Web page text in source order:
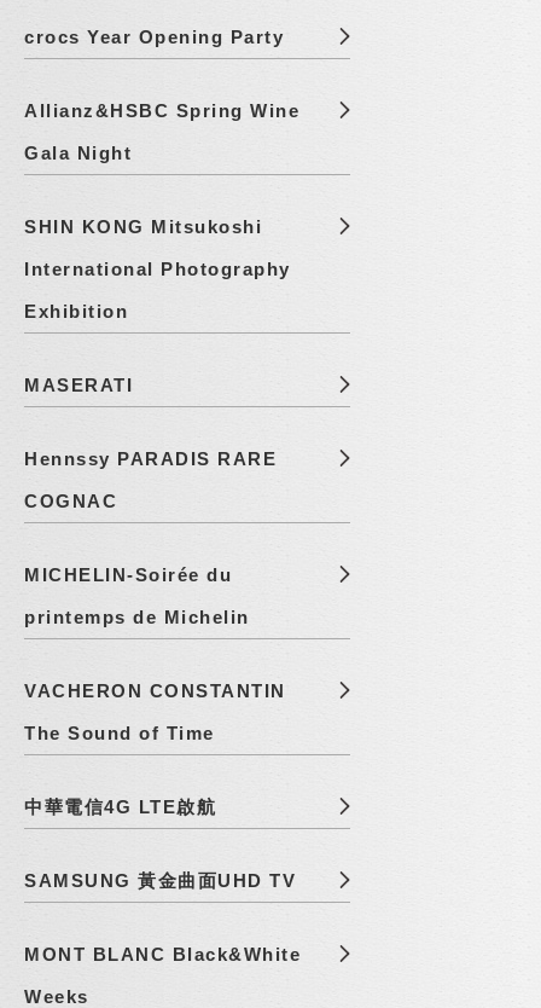
crocs Year Opening Party
Allianz&HSBC Spring Wine
Gala Night
SHIN KONG Mitsukoshi
International Photography
Exhibition
MASERATI
Hennssy PARADIS RARE
COGNAC
MICHELIN-Soirée du
printemps de Michelin
VACHERON CONSTANTIN
The Sound of Time
中華電信4G LTE啟航
SAMSUNG 黃金曲面UHD TV
MONT BLANC Black&White
Weeks